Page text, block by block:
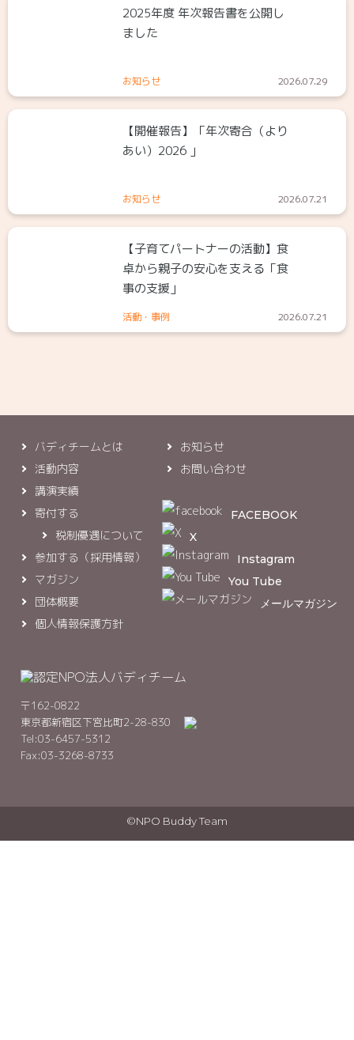
2025年度 年次報告書を公開し
ました
お知らせ 2026.07.29
【開催報告】「年次寄合（より
あい）2026 」
お知らせ 2026.07.21
【子育てパートナーの活動】食
卓から親子の安心を支える「食
事の支援」
活動・事例 2026.07.21
バディチームとは
活動内容
講演実績
寄付する
税制優遇について
参加する（採用情報）
マガジン
団体概要
個人情報保護方針
お知らせ
お問い合わせ
FACEBOOK
X
Instagram
You Tube
メールマガジン
〒162-0822
東京都新宿区下宮比町2-28-830
Tel:03-6457-5312
Fax:03-3268-8733
©NPO Buddy Team